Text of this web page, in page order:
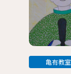
亀有教室